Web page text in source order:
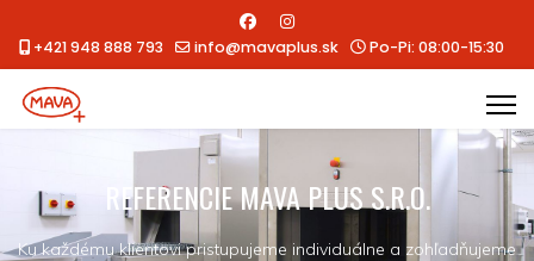
+421 948 888 793 info@mavaplus.sk Po-Pi: 08:00-15:30
REFERENCIE MAVA PLUS S.R.O.
Ku každému klientovi pristupujeme individuálne a zohľadňujeme